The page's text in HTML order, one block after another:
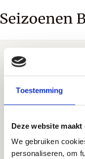
Toestemming
Deze website
We gebruiken
personaliseren, om
KVK-nummer:
Seizoenen
Feestdagen